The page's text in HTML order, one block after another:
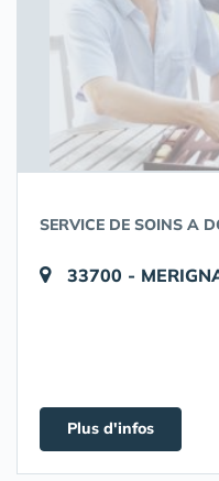
SERVICE DE SOINS A
33700 -
Plus d'infos